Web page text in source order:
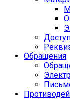
Обращения